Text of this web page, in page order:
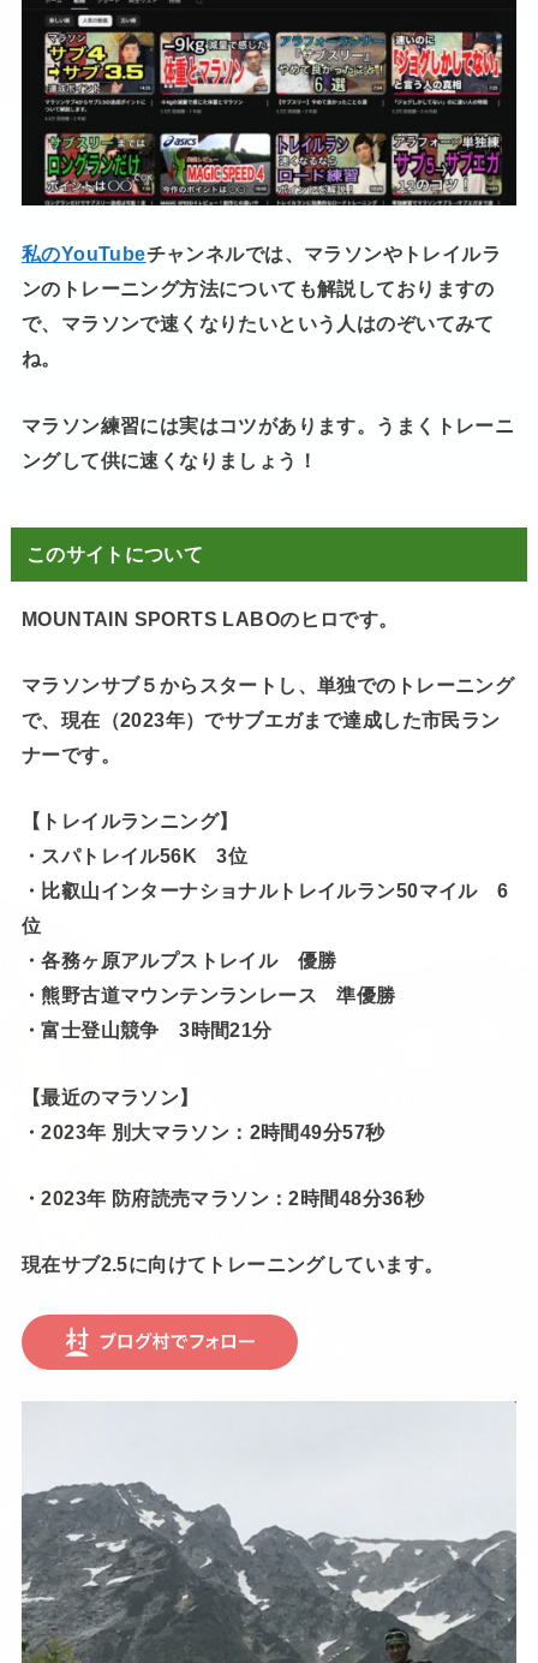
私のYouTubeチャンネルでは、マラソンやトレイルラ
ンのトレーニング方法についても解説しておりますの
で、マラソンで速くなりたいという人はのぞいてみて
ね。
マラソン練習には実はコツがあります。うまくトレーニ
ングして供に速くなりましょう！
このサイトについて
MOUNTAIN SPORTS LABOのヒロです。
マラソンサブ５からスタートし、単独でのトレーニング
で、現在（2023年）でサブエガまで達成した市民ラン
ナーです。
【トレイルランニング】
・スパトレイル56K 3位
・比叡山インターナショナルトレイルラン50マイル 6
位
・各務ヶ原アルプストレイル 優勝
・熊野古道マウンテンランレース 準優勝
・富士登山競争 3時間21分
【最近のマラソン】
・2023年 別大マラソン：2時間49分57秒
・2023年 防府読売マラソン：2時間48分36秒
現在サブ2.5に向けてトレーニングしています。